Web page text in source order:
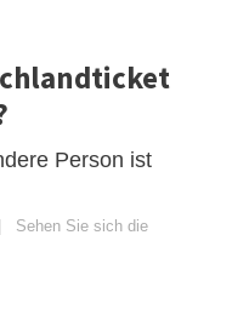
Person ist
Sehen Sie sich die